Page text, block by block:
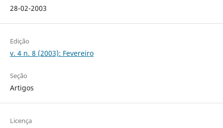
28-02-2003
Edição
v. 4 n. 8 (2003): Fevereiro
Seção
Artigos
Licença